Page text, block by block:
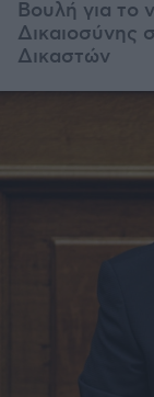
Βουλή για το
Δικαιοσύνης
Δικαστών